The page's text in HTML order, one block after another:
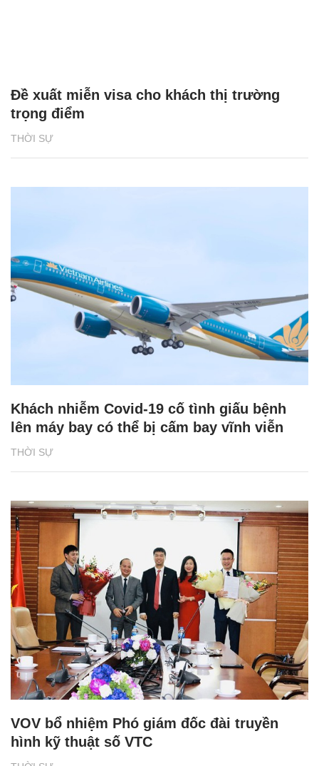
THỜI SỰ
Đề xuất miễn visa cho khách thị trường
trọng điểm
THỜI SỰ
Khách nhiễm Covid-19 cố tình giấu bệnh
lên máy bay có thể bị cấm bay vĩnh viễn
VOV bổ nhiệm Phó giám đốc đài truyền
hình kỹ thuật số VTC